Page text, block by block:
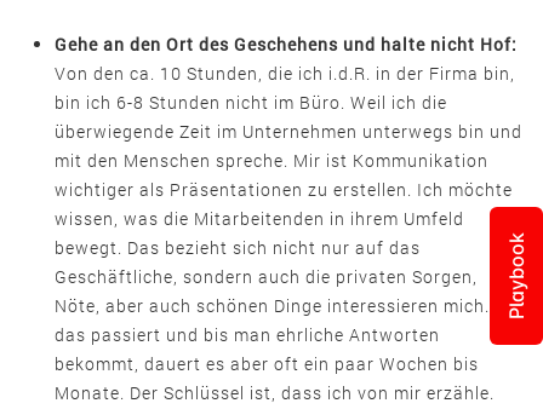
Gehe an den Ort des Geschehens und halte nicht Hof:
Von den ca. 10 Stunden, die ich i.d.R. in der Firma bin,
bin ich 6-8 Stunden nicht im Büro. Weil ich die
überwiegende Zeit im Unternehmen unterwegs bin und
mit den Menschen spreche. Mir ist Kommunikation
wichtiger als Präsentationen zu erstellen. Ich möchte
wissen, was die Mitarbeitenden in ihrem Umfeld
bewegt. Das bezieht sich nicht nur auf das
Geschäftliche, sondern auch die privaten Sorgen,
Nöte, aber auch schönen Dinge interessieren mich. Bis
das passiert und bis man ehrliche Antworten
bekommt, dauert es aber oft ein paar Wochen bis
Monate. Der Schlüssel ist, dass ich von mir erzähle.
Playbook